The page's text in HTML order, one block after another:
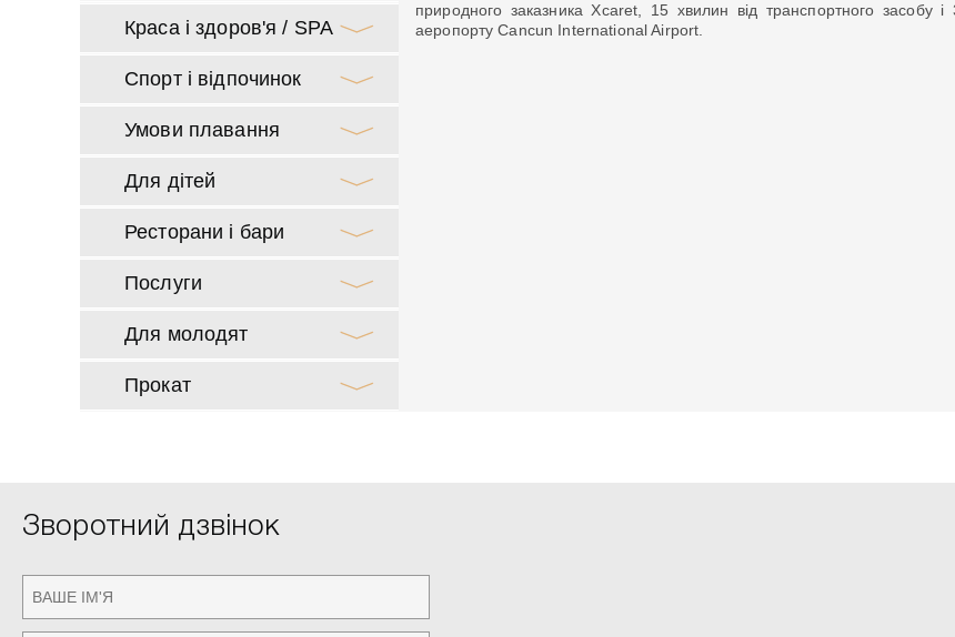
Краса і здоров'я / SPA
Спорт і відпочинок
Умови плавання
Для дітей
Ресторани і бари
Послуги
Для молодят
Прокат
природного заказника Xcaret, 15 хвилин від транспортного
аеропорту Cancun International Airport.
Зворотний дзвінок